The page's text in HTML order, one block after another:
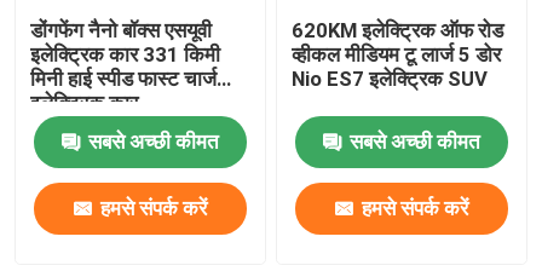
डोंगफेंग नैनो बॉक्स एसयूवी
इलेक्ट्रिक कार 331 किमी
मिनी हाई स्पीड फास्ट चार्ज
इलेक्ट्रिक कार
सबसे अच्छी कीमत
हमसे संपर्क करें
620KM इलेक्ट्रिक ऑफ रोड
व्हीकल मीडियम टू लार्ज 5 डोर
Nio ES7 इलेक्ट्रिक SUV
सबसे अच्छी कीमत
हमसे संपर्क करें